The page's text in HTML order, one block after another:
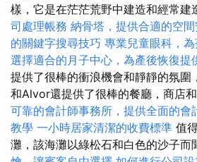
樣，它是在茫茫荒野中建造和經常建
司處理帳務 納骨塔，提供合適的空
的關鍵字搜尋技巧 專業兒童眼科，
選擇適合的月子中心，為產後恢復提
提供了很棒的衝浪機會和靜靜的氛圍
和Alvor還提供了很棒的餐廳，商店和
可靠的會計師事務所，提供全面的會
教學 一小時居家清潔的收費標準 值
灘，該海灘以綠松石和白色的沙子而